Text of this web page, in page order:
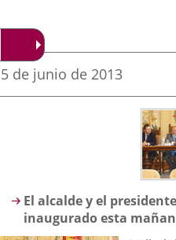
Fecha
la
5 de junio de 2013
Descripción
El alcalde y el
inaugurado esta